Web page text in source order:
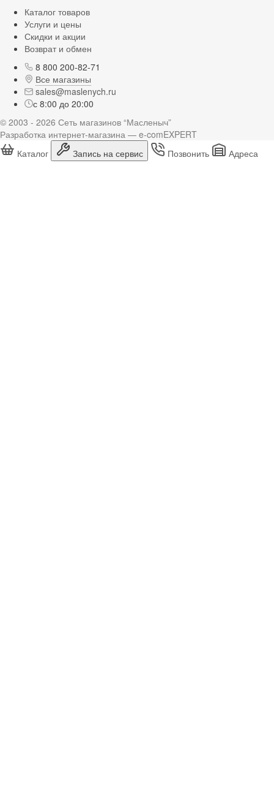
Каталог товаров
Услуги и цены
Скидки и акции
Возврат и обмен
8 800 200-82-71
Все магазины
sales@maslenych.ru
с 8:00 до 20:00
© 2003 - 2026 Сеть магазинов “Масленыч”
Разработка интернет-магазина — e-comEXPERT
Каталог
Запись на сервис Позвонить Адреса